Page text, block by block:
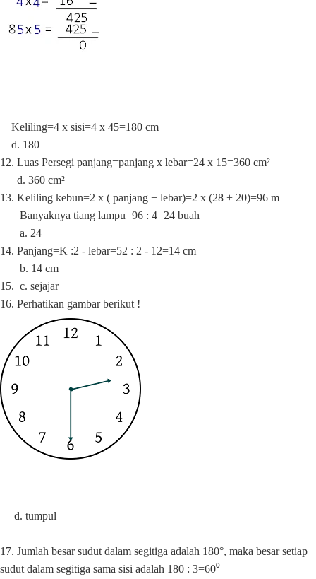
Keliling=4 x sisi=4 x 45=180 cm
d. 180
12. Luas Persegi panjang=panjang x lebar=24 x 15=360 cm²
d. 360 cm²
13. Keliling kebun=2 x ( panjang + lebar)=2 x (28 + 20)=96 m
Banyaknya tiang lampu=96 : 4=24 buah
a. 24
14. Panjang=K :2 - lebar=52 : 2 - 12=14 cm
b. 14 cm
15. c. sejajar
16. Perhatikan gambar berikut !
d. tumpul
17. Jumlah besar sudut dalam segitiga adalah 180°, maka besar setiap
sudut dalam segitiga sama sisi adalah 180 : 3=60⁰